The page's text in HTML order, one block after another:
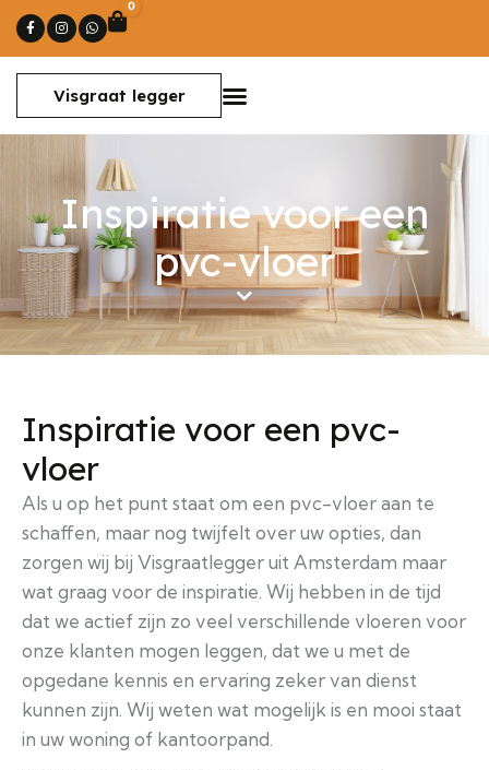
0
Visgraat legger
Inspiratie voor een
pvc-vloer
Inspiratie voor een pvc-
vloer
Als u op het punt staat om een pvc-vloer aan te
schaffen, maar nog twijfelt over uw opties, dan
zorgen wij bij Visgraatlegger uit Amsterdam maar
wat graag voor de inspiratie. Wij hebben in de tijd
dat we actief zijn zo veel verschillende vloeren voor
onze klanten mogen leggen, dat we u met de
opgedane kennis en ervaring zeker van dienst
kunnen zijn. Wij weten wat mogelijk is en mooi staat
in uw woning of kantoorpand.